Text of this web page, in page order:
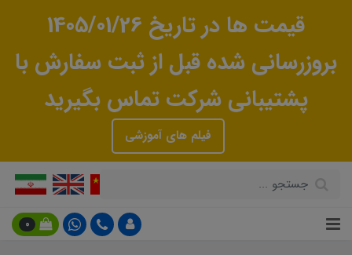
قیمت ها در تاریخ 1405/01/26
بروزرسانی شده قبل از ثبت سفارش با
پشتیبانی شرکت تماس بگیرید
فیلم های آموزشی
0